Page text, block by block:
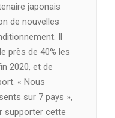
japonais
de nouvelles
Il
près de 40% les
2020, et de
« Nous
sur 7 pays »,
supporter cette